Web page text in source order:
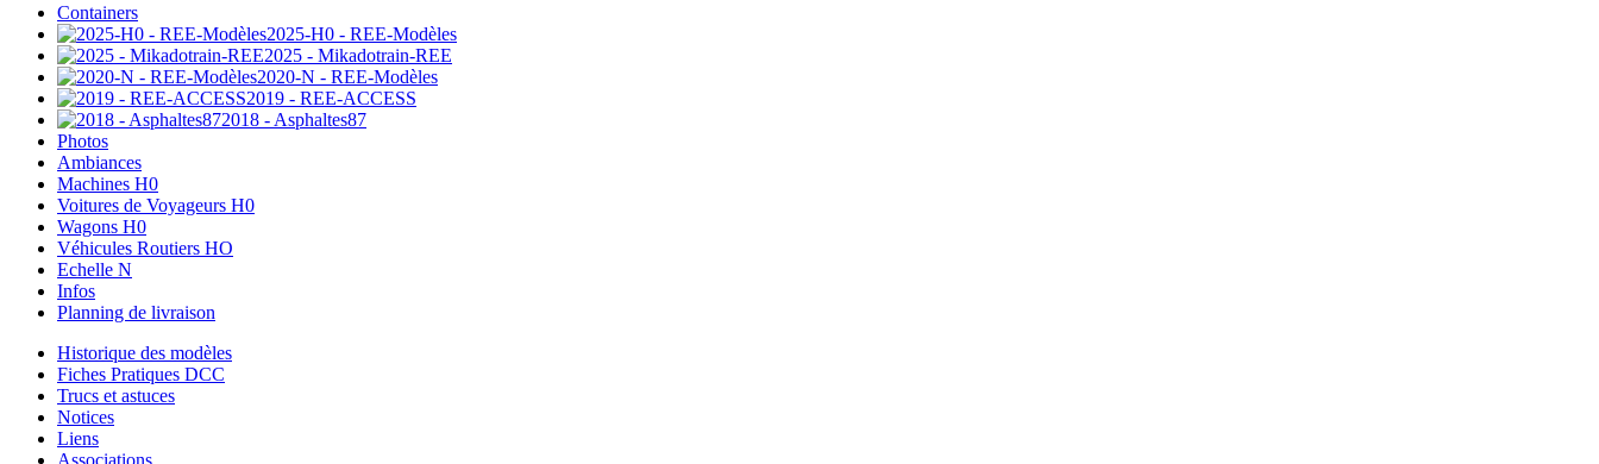
Containers
2025-H0 - REE-Modèles
2025 - Mikadotrain-REE
2020-N - REE-Modèles
2019 - REE-ACCESS
2018 - Asphaltes87
Photos
Ambiances
Machines H0
Voitures de Voyageurs H0
Wagons H0
Véhicules Routiers HO
Echelle N
Infos
Planning de livraison
Historique des modèles
Fiches Pratiques DCC
Trucs et astuces
Notices
Liens
Associations